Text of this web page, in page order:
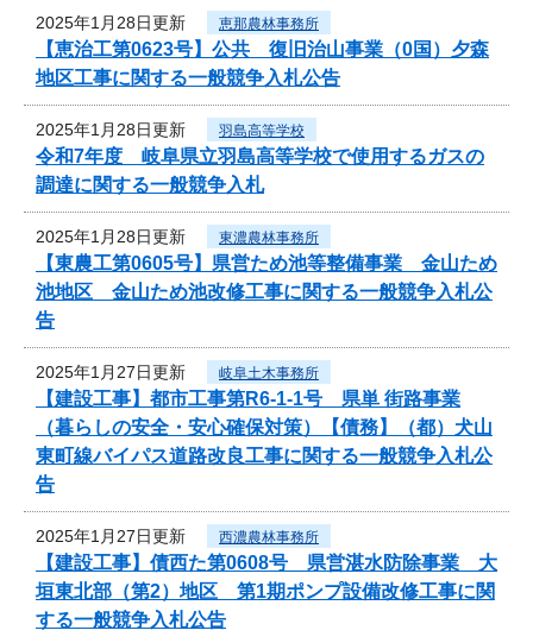
2025年1月28日更新 恵那農林事務所
【恵治工第0623号】公共 復旧治山事業（0国）夕森
地区工事に関する一般競争入札公告
2025年1月28日更新 羽島高等学校
令和7年度 岐阜県立羽島高等学校で使用するガスの
調達に関する一般競争入札
2025年1月28日更新 東濃農林事務所
【東農工第0605号】県営ため池等整備事業 金山ため
池地区 金山ため池改修工事に関する一般競争入札公
告
2025年1月27日更新 岐阜土木事務所
【建設工事】都市工事第R6-1-1号 県単 街路事業
（暮らしの安全・安心確保対策）【債務】（都）犬山
東町線バイパス道路改良工事に関する一般競争入札公
告
2025年1月27日更新 西濃農林事務所
【建設工事】債西た第0608号 県営湛水防除事業 大
垣東北部（第2）地区 第1期ポンプ設備改修工事に関
する一般競争入札公告